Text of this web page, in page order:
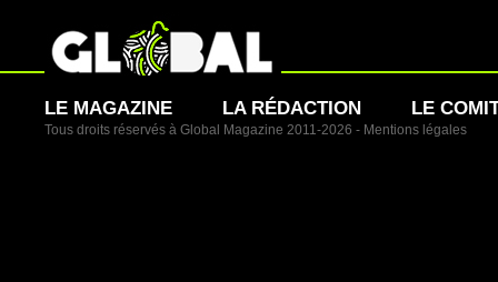
LE MAGAZINE LA RÉDACTION LE
Tous droits réservés à Global Magazine 2011-2026 - Mentions légales